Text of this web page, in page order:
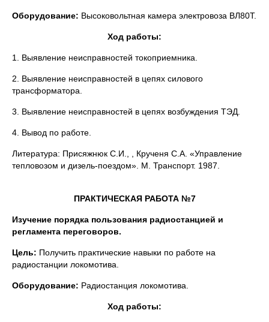
Оборудование: Высоковольтная камера электровоза ВЛ80Т.
Ход работы:
1. Выявление неисправностей токоприемника.
2. Выявление неисправностей в цепях силового
трансформатора.
3. Выявление неисправностей в цепях возбуждения ТЭД.
4. Вывод по работе.
Литература: Присяжнюк С.И., , Крученя С.А. «Управление
тепловозом и дизель-поездом». М. Транспорт. 1987.
ПРАКТИЧЕСКАЯ РАБОТА №7
Изучение порядка пользования радиостанцией и
регламента переговоров.
Цель: Получить практические навыки по работе на
радиостанции локомотива.
Оборудование: Радиостанция локомотива.
Ход работы: